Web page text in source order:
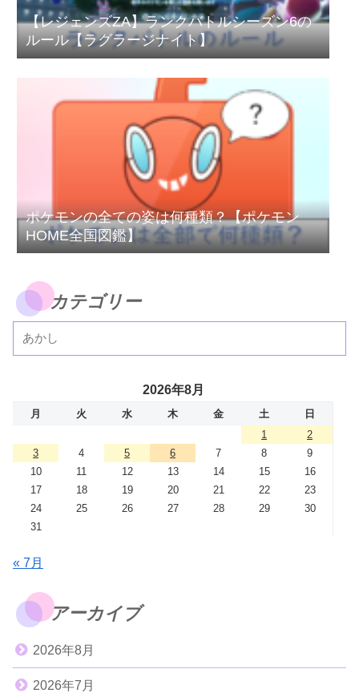
【レジェンズZA】ランクバトルシーズン6の
ルール【ラグラージナイト】
ポケモンの全ての姿は何種類？【ポケモン
HOME全国図鑑】
カテゴリー
2026年8月
月 火 水 木 金 土
日
1
2
3
4 5 6 7 8
9
10
11 12 13 14 15
16
17
18 19 20 21 22
23
24
25 26 27 28 29
30
31
« 7月
アーカイブ
2026年8月
2026年7月